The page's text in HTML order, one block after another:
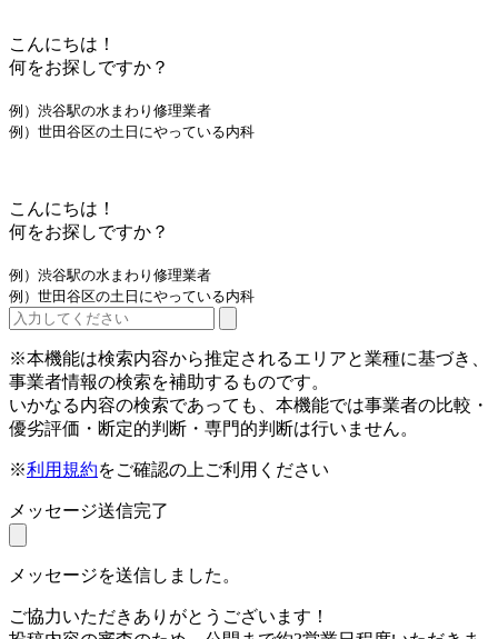
こんにちは！
何をお探しですか？
例）渋谷駅の水まわり修理業者
例）世田谷区の土日にやっている内科
こんにちは！
何をお探しですか？
例）渋谷駅の水まわり修理業者
例）世田谷区の土日にやっている内科
※本機能は検索内容から推定されるエリアと業種に基づき、
事業者情報の検索を補助するものです。
いかなる内容の検索であっても、本機能では事業者の比較・
優劣評価・断定的判断・専門的判断は行いません。
※利用規約をご確認の上ご利用ください
メッセージ送信完了
メッセージを送信しました。
ご協力いただきありがとうございます！